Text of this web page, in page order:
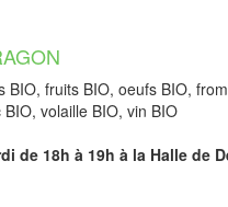
BIO, fruits BIO, oeufs BIO,
volaille BIO, vin BIO
de 18h à 19h à la Halle de